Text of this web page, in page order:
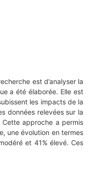
est d’analyser la
a été élaborée. Elle est
les impacts de la
données relevées sur la
approche a permis
une évolution en termes
et 41% élevé. Ces